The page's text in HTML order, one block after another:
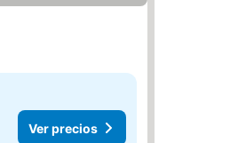
Ver precios